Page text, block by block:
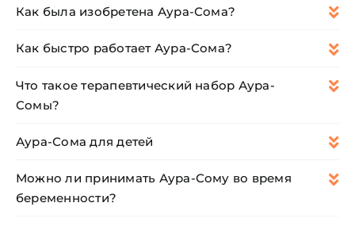
АРХАНГЕЛОИД
КОНДИЦИОНЕР
Как была изобретена Аура-Сома?
Как быстро работает Аура-Сома?
Что такое терапевтический набор Аура-
Сомы?
Аура-Сома для детей
Можно ли принимать Аура-Сому во время
беременности?